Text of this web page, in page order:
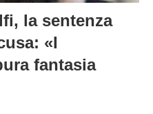
la sentenza
«I
fantasia